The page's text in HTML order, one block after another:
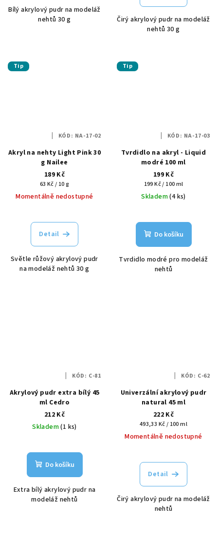
Bílý akrylový pudr na modeláž
nehtů 30 g
Čirý akrylový pudr na modeláž
nehtů 30 g
Tip
Akryl na nehty Light Pink 30
g Nailee
189 Kč
Měrná
cena:
63 Kč / 10 g
Momentálně nedostupné
Detail
Světle růžový akrylový pudr
na modeláž nehtů 30 g
KÓD: NA-17-02
Tip
Tvrdidlo na akryl - Liquid
modré 100 ml
199 Kč
Měrná
cena:
199 Kč / 100 ml
Skladem(4 ks)
Do košíku
Tvrdidlo modré pro modeláž
nehtů
KÓD: NA-17-03
Akrylový pudr extra bílý 45
ml Cedro
212 Kč
Skladem(1 ks)
Do košíku
Extra bílý akrylový pudr na
modeláž nehtů
KÓD: C-81
Univerzální akrylový pudr
natural 45 ml
222 Kč
Měrná
cena:
493,33 Kč / 100 ml
Momentálně nedostupné
Detail
Čirý akrylový pudr na modeláž
nehtů
KÓD: C-62